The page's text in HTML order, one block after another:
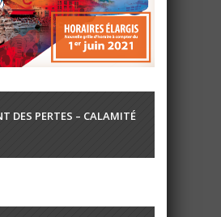
DES PERTES – CALAMITÉ